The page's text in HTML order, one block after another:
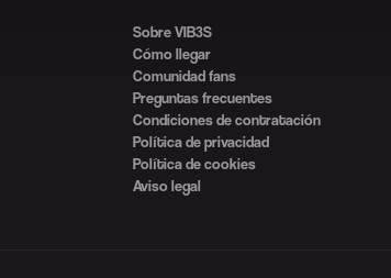
Sobre VIB3S
Cómo llegar
Comunidad fans
Preguntas frecuentes
Condiciones de contratación
Política de privacidad
Política de cookies
Aviso legal